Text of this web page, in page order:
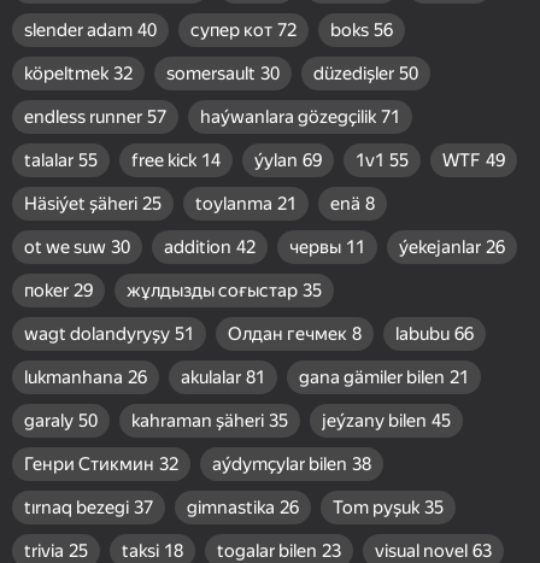
slender adam 40 супер кот 72 boks 56
köpeltmek 32 somersault 30 düzedişler 50
endless runner 57 haýwanlara gözegçilik 71
talalar 55 free kick 14 ýylan 69 1v1 55 WTF 49
Häsiýet şäheri 25 toylanma 21 enä 8
ot we suw 30 addition 42 червы 11 ýekejanlar 26
пoker 29 жұлдызды соғыстар 35
wagt dolandyryşy 51 Олдан гечмек 8 labubu 66
lukmanhana 26 akulalar 81 gana gämiler bilen 21
garaly 50 kahraman şäheri 35 jeýzany bilen 45
Генри Стикмин 32 aýdymçylar bilen 38
tırnaq bezegi 37 gimnastika 26 Tom pyşuk 35
trivia 25 taksi 18 togalar bilen 23 visual novel 63